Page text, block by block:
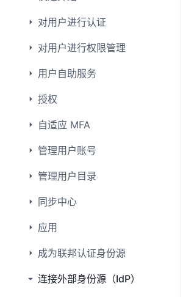
对用户进行认证
对用户进行权限管理
用户自助服务
授权
自适应 MFA
管理用户账号
管理用户目录
同步中心
应用
成为联邦认证身份源
连接外部身份源（IdP）